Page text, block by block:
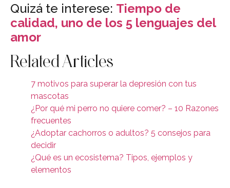
Quizá te interese: Tiempo de
calidad, uno de los 5 lenguajes del
amor
Related Articles
7 motivos para superar la depresión con tus
mascotas
¿Por qué mi perro no quiere comer? – 10 Razones
frecuentes
¿Adoptar cachorros o adultos? 5 consejos para
decidir
¿Qué es un ecosistema? Tipos, ejemplos y
elementos